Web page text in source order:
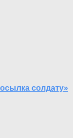
солдату»